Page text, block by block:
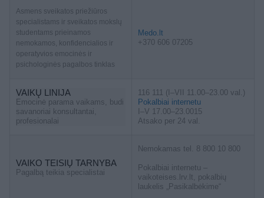
Asmens sveikatos priežiūros
specialistams ir sveikatos mokslų
studentams prieinamos
nemokamos, konfidencialios ir
operatyvios emocinės ir
psichologinės pagalbos tinklas
Medo.lt
+370 606 07205
VAIKŲ LINIJA
Emocinė parama vaikams, budi
savanoriai konsultantai,
profesionalai
116 111 (I–VII 11.00–23.00 val.)
Pokalbiai internetu
I–V 17.00–23.0015
Atsako per 24 val.
VAIKO TEISIŲ TARNYBA
Pagalbą teikia specialistai
Nemokamas tel. 8 800 10 800
Pokalbiai internetu –
vaikoteises.lrv.lt, pokalbių
laukelis „Pasikalbėkime“